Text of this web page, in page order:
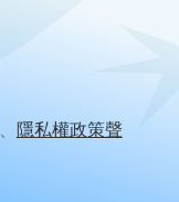
、
隱私權政策聲